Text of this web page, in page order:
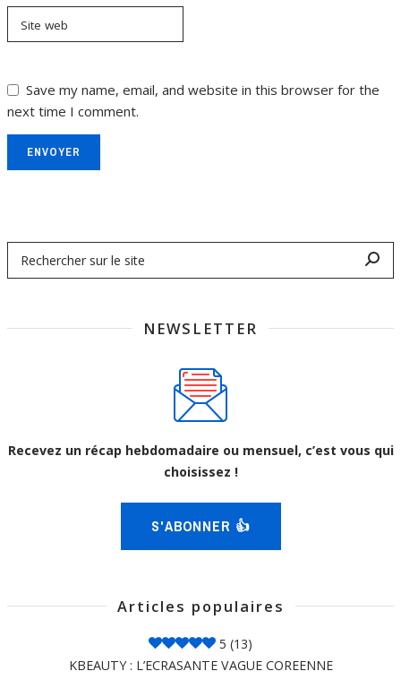
Site web
Save my name, email, and website in this browser for the
next time I comment.
ENVOYER
NEWSLETTER
Recevez un récap hebdomadaire ou mensuel, c’est vous qui
choisissez !
S'ABONNER 👍
Articles populaires
5 (13)
KBEAUTY : L’ECRASANTE VAGUE COREENNE